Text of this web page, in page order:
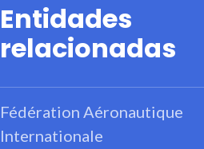
Entidades
relacionadas
Fédération Aéronautique
Internationale